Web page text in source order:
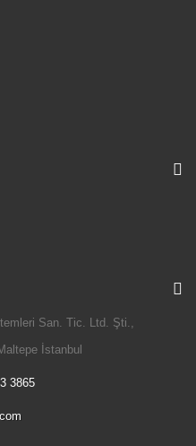
San. Tic. Ltd. Şti.,
İstanbul
3865